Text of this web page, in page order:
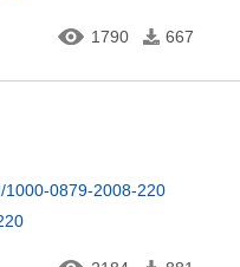
1790 667
1000-0879-2008-220